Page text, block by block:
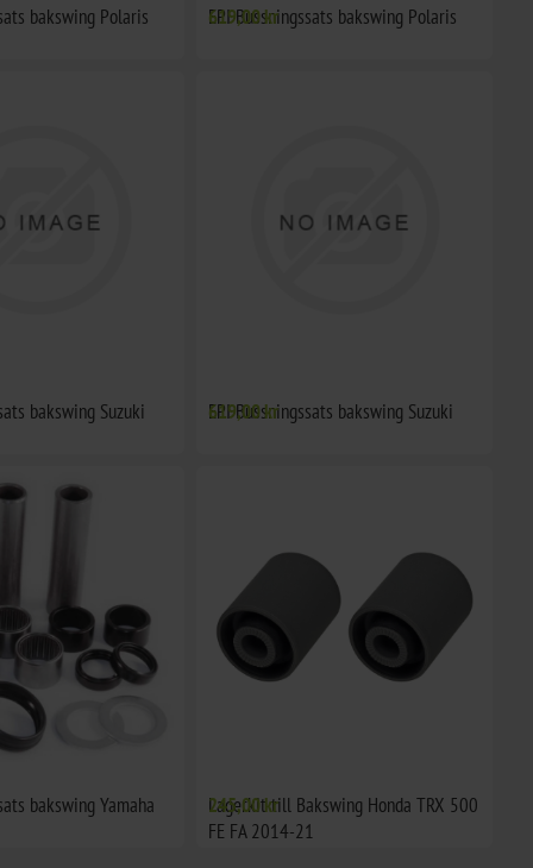
bakswing Polaris EPI Bussningssats bakswing Polaris
619,00 kr
bakswing Suzuki EPI Bussningssats bakswing Suzuki
619,00 kr
bakswing Yamaha
Lagerkit till Bakswing Honda TRX 500
FE FA 2014-21
245,00 kr